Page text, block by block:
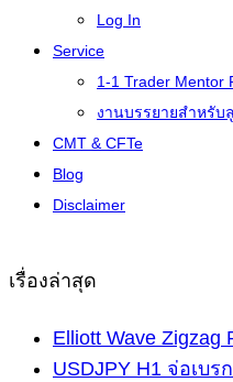
Log In
Service
1-1 Trader Mentor
งานบรรยายสำหรับ
CMT & CFTe
Blog
Disclaimer
เรื่องล่าสุด
Elliott Wave Zigzag
USDJPY H1 จ่อเบร